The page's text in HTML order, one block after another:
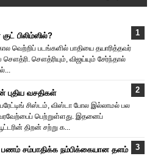
பிலிம்ஸில்?
வெற்றிப் படங்களில் பாதியை தயா‌ரித்தவர்
சௌத்‌ரி. சௌத்‌ரியும், விஜய்யும் சேர்ந்தால்
புதிய வசதிகள்
சிஸ்டம், விஸ்டா போல இல்லாமல் பல
பெற்றுள்ளது. இதனைப்
திறன் சற்று க...
சம்பாதிக்க நம்பிக்கையான தளம்